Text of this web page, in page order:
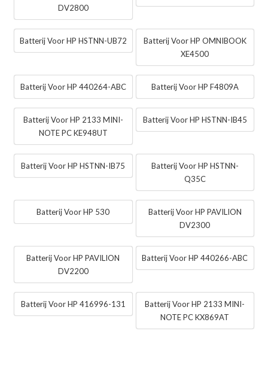
DV2800
Batterij Voor HP HSTNN-UB72
Batterij Voor HP OMNIBOOK
XE4500
Batterij Voor HP 440264-ABC Batterij Voor HP F4809A
Batterij Voor HP 2133 MINI-
NOTE PC KE948UT
Batterij Voor HP HSTNN-IB45
Batterij Voor HP HSTNN-IB75
Batterij Voor HP HSTNN-
Q35C
Batterij Voor HP 530
Batterij Voor HP PAVILION
DV2300
Batterij Voor HP PAVILION
DV2200
Batterij Voor HP 440266-ABC
Batterij Voor HP 416996-131
Batterij Voor HP 2133 MINI-
NOTE PC KX869AT